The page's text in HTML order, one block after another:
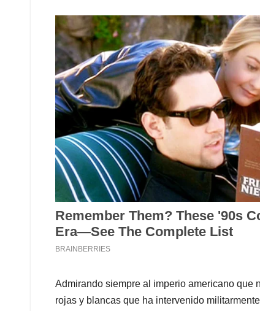
Admirando siempre al imperio americano que
rojas y blancas que ha intervenido